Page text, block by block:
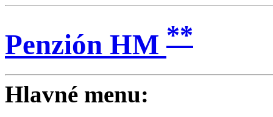
Penzión HM **
Hlavné menu: